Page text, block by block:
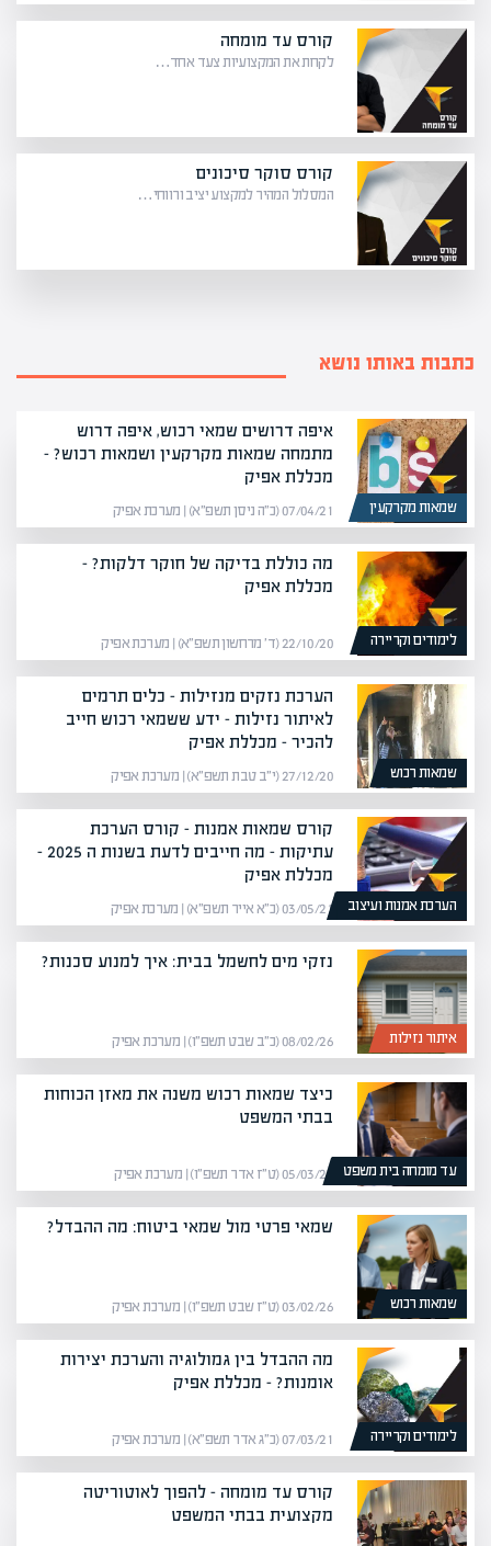
קורס עד מומחה
לקחת את המקצועיות צעד אחד…
קורס סוקר סיכונים
המסלול המהיר למקצוע יציב ורווחי…
כתבות באותו נושא
שמאות מקרקעין
איפה דרושים שמאי רכוש, איפה דרוש
מתמחה שמאות מקרקעין ושמאות רכוש? –
מכללת אפיק
07/04/21 (כ״ה ניסן תשפ״א) | מערכת אפיק
לימודים וקריירה
מה כוללת בדיקה של חוקר דלקות? –
מכללת אפיק
22/10/20 (ד׳ מרחשון תשפ״א) | מערכת אפיק
שמאות רכוש
הערכת נזקים מנזילות – כלים תרמים
לאיתור נזילות – ידע ששמאי רכוש חייב
להכיר – מכללת אפיק
27/12/20 (י״ב טבת תשפ״א) | מערכת אפיק
הערכת אמנות ועיצוב
קורס שמאות אמנות – קורס הערכת
עתיקות – מה חייבים לדעת בשנות ה 2025 –
מכללת אפיק
03/05/21 (כ״א אייר תשפ״א) | מערכת אפיק
איתור נזילות
נזקי מים לחשמל בבית: איך למנוע סכנות?
08/02/26 (כ״ב שבט תשפ״ו) | מערכת אפיק
עד מומחה בית משפט
כיצד שמאות רכוש משנה את מאזן הכוחות
בבתי המשפט
05/03/26 (ט״ז אדר תשפ״ו) | מערכת אפיק
שמאות רכוש
שמאי פרטי מול שמאי ביטוח: מה ההבדל?
03/02/26 (ט״ז שבט תשפ״ו) | מערכת אפיק
לימודים וקריירה
מה ההבדל בין גמולוגיה והערכת יצירות
אומנות? – מכללת אפיק
07/03/21 (כ״ג אדר תשפ״א) | מערכת אפיק
קורס עד מומחה – להפוך לאוטוריטה
מקצועית בבתי המשפט